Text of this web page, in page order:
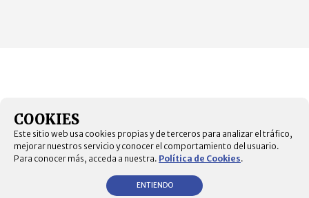
COOKIES
Este sitio web usa cookies propias y de terceros para analizar el tráfico,
mejorar nuestros servicio y conocer el comportamiento del usuario.
Para conocer más, acceda a nuestra. Política de Cookies.
ENTIENDO